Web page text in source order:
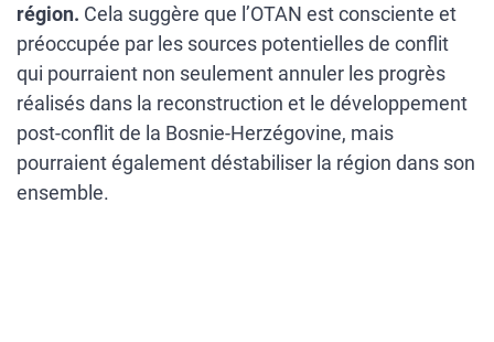
région. Cela suggère que l’OTAN est consciente et
préoccupée par les sources potentielles de conflit
qui pourraient non seulement annuler les progrès
réalisés dans la reconstruction et le développement
post-conflit de la Bosnie-Herzégovine, mais
pourraient également déstabiliser la région dans son
ensemble.